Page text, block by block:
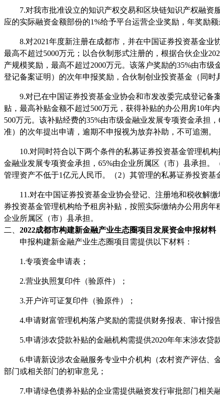
7.对我市批准设立的知识产权交易和区块链知识产权融
应的实际融资金额部份的1%给予平台运营企业奖励，年奖励
8.对2021年度新注册在成都市，并在中国证券投资基金
最高不超过5000万元；以合伙制形式注册的，根据合伙企业
产规模奖励，最高不超过2000万元。该落户奖励的35%由市
登记备案证明）的次年申报奖励，合伙制创业投资基金（同
9.对已在中国证券投资基金业协会和市发改委完成登记
贴，最高补贴金额不超过500万元，获得补贴的办公用房10年
500万元。该补贴经费的35%由市级金融业发展专项资金承担
准）的次年提出申请，逾期不申报视为放弃补助，不可追溯。
10.对同时符合以下两个条件的私募证券投资基金管理机
金融业发展专项资金承担，65%由企业所属区（市）县承担
管理资产不低于1亿元人民币。（2）其管理的私募证券投资
11.对在中国证券投资基金业协会登记、注册地和税收解
券投资基金管理机构给予租房补贴，按照实际缴纳办公用房
企业所属区（市）县承担。
二、 2022成都市构建新金融产业生态圈项目发展资金申报材料
申报构建新金融产业生态圈项目需提供以下材料：
1.专项资金申请表；
2.营业执照复印件（验原件）；
3.开户许可证复印件（验原件）；
4.申请财富管理机构落户奖励的需提供财务报表、审计报
5.申请涉农贷款补贴的金融机构需提供2020年年末涉农
6.申请新设涉农金融服务专业中介机构（农村资产评估
部门或相关部门的初审意见；
7.申请绿色债券补贴的企业需提供融资发行审批部门相